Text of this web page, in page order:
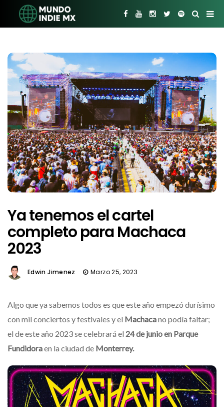
Ya tenemos el cartel
completo para Machaca
2023
Edwin Jimenez Marzo 25, 2023
Algo que ya sabemos todos es que este año empezó durísimo
con mil conciertos y festivales y el Machacano podía faltar;
el de este año 2023 se celebrará el 24 de junio en Parque
Fundidoraen la ciudad de Monterrey.